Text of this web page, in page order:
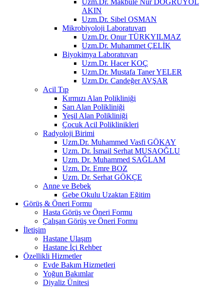
AKIN
Uzm.Dr. Sibel OSMAN
Mikrobiyoloji Laboratuvarı
Uzm.Dr. Onur TÜRKYILMAZ
Uzm.Dr. Muhammet ÇELİK
Biyokimya Laboratuvarı
Uzm.Dr. Hacer KOÇ
Uzm.Dr. Mustafa Taner YELER
Uzm.Dr. Candeğer AVŞAR
Acil Tıp
Kırmızı Alan Polikliniği
Sarı Alan Polikliniği
Yeşil Alan Polikliniği
Çocuk Acil Poliklinikleri
Radyoloji Birimi
Uzm.Dr. Muhammed Vasfi GÖKAY
Uzm. Dr. İsmail Serhat MUSAOĞLU
Uzm. Dr. Muhammed SAĞLAM
Uzm. Dr. Emre BOZ
Uzm. Dr. Serhat GÖKÇE
Anne ve Bebek
Gebe Okulu Uzaktan Eğitim
Görüş & Öneri Formu
Hasta Görüş ve Öneri Formu
Çalışan Görüş ve Öneri Formu
İletişim
Hastane Ulaşım
Hastane İçi Rehber
Özellikli Hizmetler
Evde Bakım Hizmetleri
Yoğun Bakımlar
Diyaliz Ünitesi